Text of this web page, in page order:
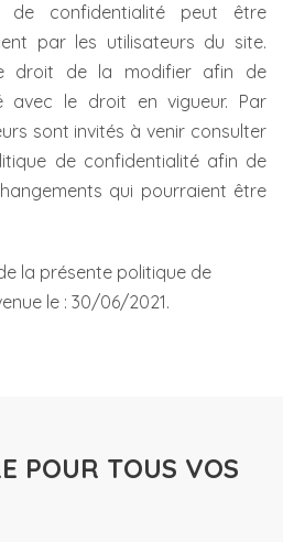
de confidentialité peut être
par les utilisateurs du site.
droit de la modifier afin de
avec le droit en vigueur. Par
sont invités à venir consulter
de confidentialité afin de
qui pourraient être
la présente politique de
le : 30/06/2021.
POUR TOUS VOS